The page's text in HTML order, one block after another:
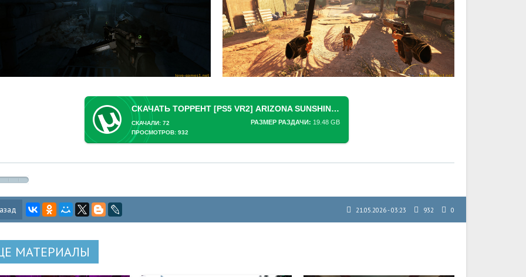
СКАЧАТЬ ТОРРЕНТ [PS5 VR2] ARIZONA SUNSHINE 2 (PPSA17011) [01.012]
РАЗМЕР РАЗДАЧИ: 19.48 GB
СКАЧАЛИ: 72
ПРОСМОТРОВ: 932
21.05.2026 - 03:23 932 0
МАТЕРИАЛЫ